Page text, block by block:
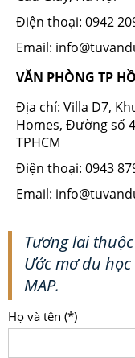
Điện thoại: 0942
Email:
VĂN PHÒNG TP
Địa chỉ: Villa D7,
Homes, Đường số
TPHCM
Điện thoại: 0943
Email:
Tương lai
Ước mơ du
MAP.
Họ và tên (*)